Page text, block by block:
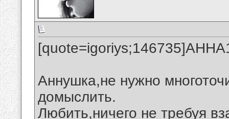
Аннушка,не нужно
домыслить.
Любить,ничего не требуя